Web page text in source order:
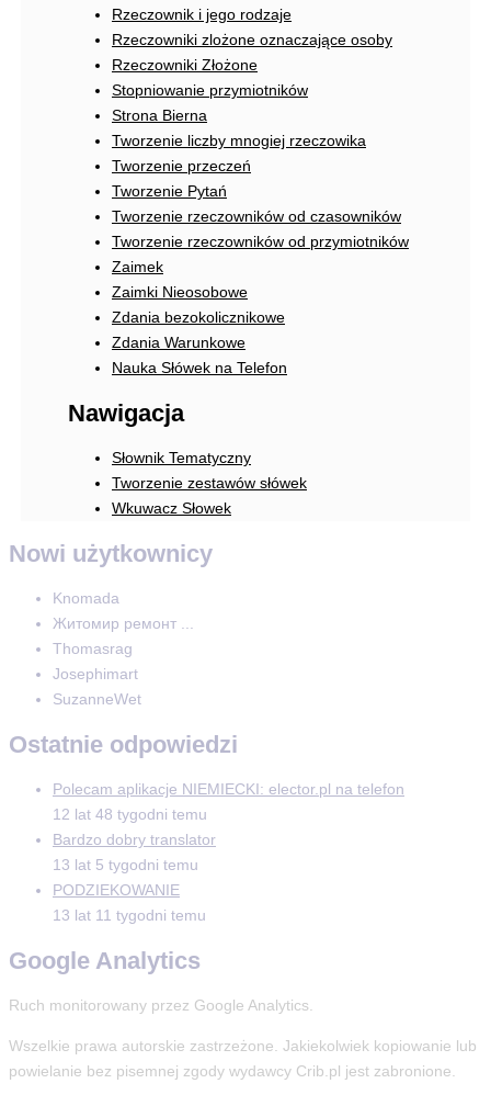
Rzeczownik i jego rodzaje
Rzeczowniki zlożone oznaczające osoby
Rzeczowniki Złożone
Stopniowanie przymiotników
Strona Bierna
Tworzenie liczby mnogiej rzeczowika
Tworzenie przeczeń
Tworzenie Pytań
Tworzenie rzeczowników od czasowników
Tworzenie rzeczowników od przymiotników
Zaimek
Zaimki Nieosobowe
Zdania bezokolicznikowe
Zdania Warunkowe
Nauka Słówek na Telefon
Nawigacja
Słownik Tematyczny
Tworzenie zestawów słówek
Wkuwacz Słowek
Nowi użytkownicy
Knomada
Житомир ремонт ...
Thomasrag
Josephimart
SuzanneWet
Ostatnie odpowiedzi
Polecam aplikacje NIEMIECKI: elector.pl na telefon
12 lat 48 tygodni temu
Bardzo dobry translator
13 lat 5 tygodni temu
PODZIEKOWANIE
13 lat 11 tygodni temu
Google Analytics
Ruch monitorowany przez Google Analytics.
Wszelkie prawa autorskie zastrzeżone. Jakiekolwiek kopiowanie lub
powielanie bez pisemnej zgody wydawcy Crib.pl jest zabronione.